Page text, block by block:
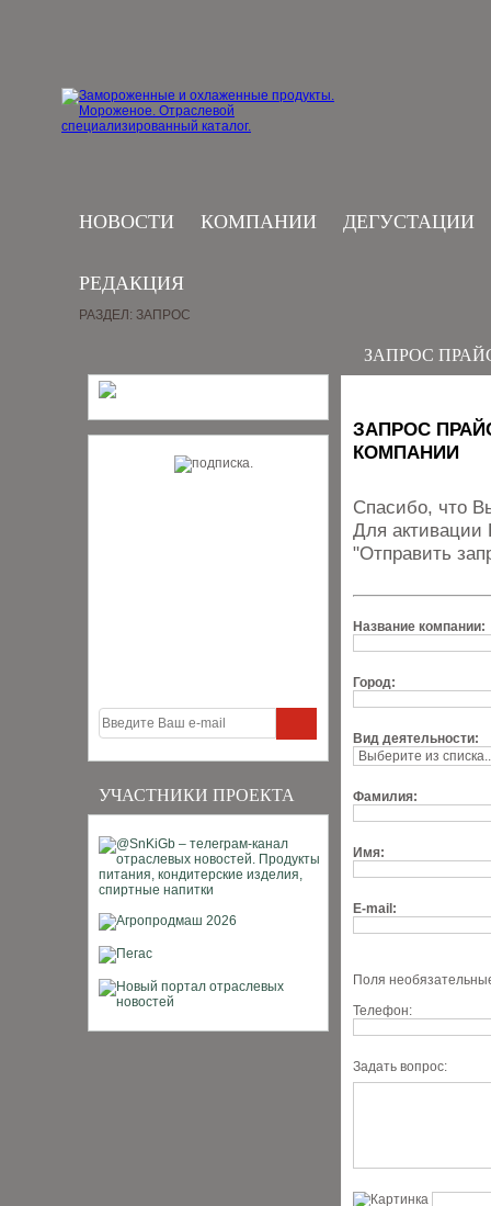
НОВОСТИ КОМПАНИИ ДЕГУСТАЦИИ
РЕДАКЦИЯ
УЧАСТНИКИ ПРОЕКТА
РАЗДЕЛ: ЗАПРОС
ЗАПРОС
ЗАПРОС
КОМПАНИИ
Спасибо, что
Для активации
"Отправить
Название компании:
Город:
Вид деятельности:
Фамилия:
Имя:
E-mail:
Поля
Телефон:
Задать вопрос: